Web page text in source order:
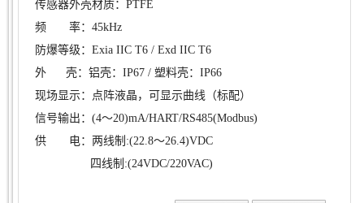
传感器外壳材质：PTFE
频 率：45kHz
防爆等级：Exia IIC T6 / Exd IIC T6
外 壳：铝壳：IP67 / 塑料壳：IP66
现场显示：点阵液晶，可显示曲线（标配）
信号输出：(4～20)mA/HART/RS485(Modbus)
供 电：两线制:(22.8～26.4)VDC
四线制:(24VDC/220VAC)